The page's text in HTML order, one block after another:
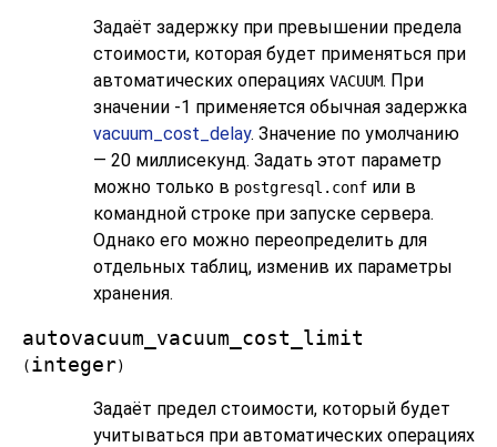
Задаёт задержку при превышении предела
стоимости, которая будет применяться при
автоматических операциях VACUUM. При
значении -1 применяется обычная задержка
vacuum_cost_delay. Значение по умолчанию
— 20 миллисекунд. Задать этот параметр
можно только в postgresql.conf или в
командной строке при запуске сервера.
Однако его можно переопределить для
отдельных таблиц, изменив их параметры
хранения.
autovacuum_vacuum_cost_limit
( integer)
Задаёт предел стоимости, который будет
учитываться при автоматических операциях